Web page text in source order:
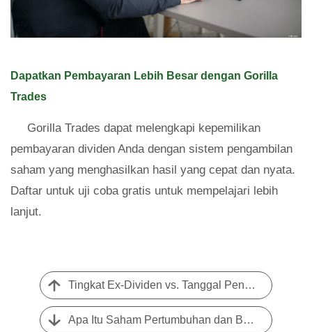
Dapatkan Pembayaran Lebih Besar dengan Gorilla
Trades
Gorilla Trades dapat melengkapi kepemilikan
pembayaran dividen Anda dengan sistem pengambilan
saham yang menghasilkan hasil yang cepat dan nyata.
Daftar untuk uji coba gratis untuk mempelajari lebih
lanjut.
Tingkat Ex-Dividen vs. Tanggal Pencatatan:Panduan Singkat untuk Tanggal Dividen
Apa Itu Saham Pertumbuhan dan Bagaimana Mereka Dapat Meningkatkan Portofolio Anda?